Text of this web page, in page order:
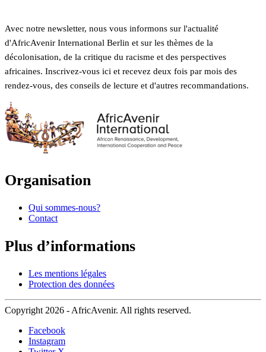
Avec notre newsletter, nous vous informons sur l'actualité
d'AfricAvenir International Berlin et sur les thèmes de la
décolonisation, de la critique du racisme et des perspectives
africaines. Inscrivez-vous ici et recevez deux fois par mois des
rendez-vous, des conseils de lecture et d'autres recommandations.
Organisation
Qui sommes-nous?
Contact
Plus d’informations
Les mentions légales
Protection des données
Copyright 2026 - AfricAvenir. All rights reserved.
Facebook
Instagram